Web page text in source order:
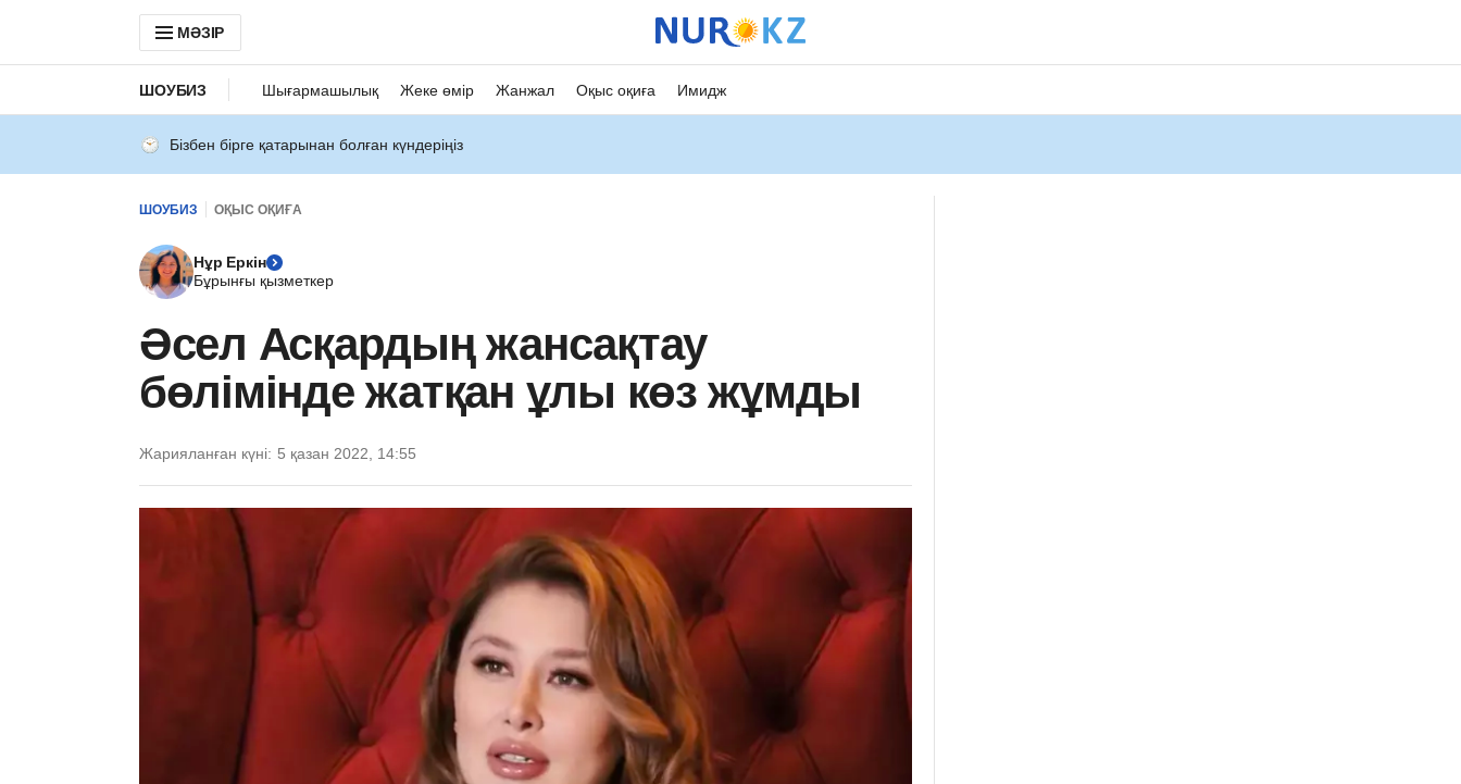
МӘЗІР
ШОУБИЗ Шығармашылық Жеке өмір Жанжал Оқыс оқиға Имидж
Бізбен бірге қатарынан болған күндеріңіз
ШОУБИЗ ОҚЫС ОҚИҒА
Нұр Еркін
Бұрынғы қызметкер
Әсел Асқардың жансақтау
бөлімінде жатқан ұлы көз жұмды
Жарияланған күні: 5 қазан 2022, 14:55